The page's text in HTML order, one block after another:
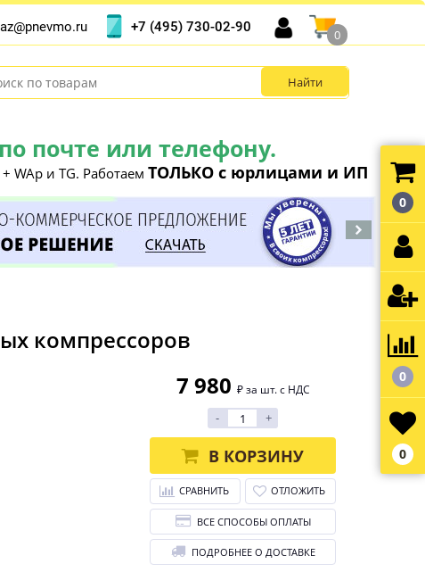
почте или телефону.
+ WAp и TG. Работаем ТОЛЬКО с юрлицами и ИП
+7 (495) 730-02-90
0
компрессоров
7 980 ₽ за шт. с НДС
- +
В КОРЗИНУ
СРАВНИТЬ ОТЛОЖИТЬ
ВСЕ СПОСОБЫ ОПЛАТЫ
ПОДРОБНЕЕ О ДОСТАВКЕ
0
0
0